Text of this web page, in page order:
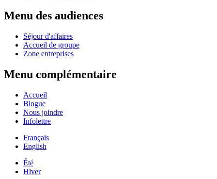
Menu des audiences
Séjour d'affaires
Accueil de groupe
Zone entreprises
Menu complémentaire
Accueil
Blogue
Nous joindre
Infolettre
Français
English
Été
Hiver